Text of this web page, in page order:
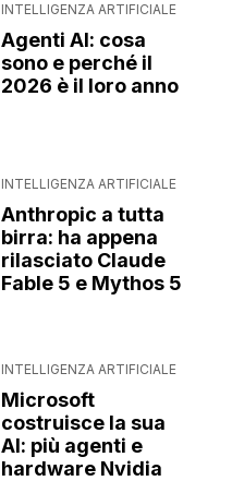
INTELLIGENZA ARTIFICIALE
Agenti AI: cosa
sono e perché il
2026 è il loro anno
INTELLIGENZA ARTIFICIALE
Anthropic a tutta
birra: ha appena
rilasciato Claude
Fable 5 e Mythos 5
INTELLIGENZA ARTIFICIALE
Microsoft
costruisce la sua
AI: più agenti e
hardware Nvidia